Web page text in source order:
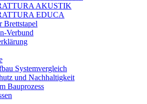
AKUSTIK
EDUCA
Brettstapel
Verbund
Systemvergleich
und Nachhaltigkeit
Bauprozess